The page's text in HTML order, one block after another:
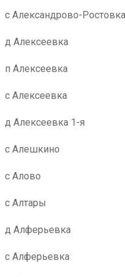
с Александрово-Ростовка
д Алексеевка
п Алексеевка
с Алексеевка
д Алексеевка 1-я
с Алешкино
с Алово
с Алтары
д Алферьевка
с Алферьевка